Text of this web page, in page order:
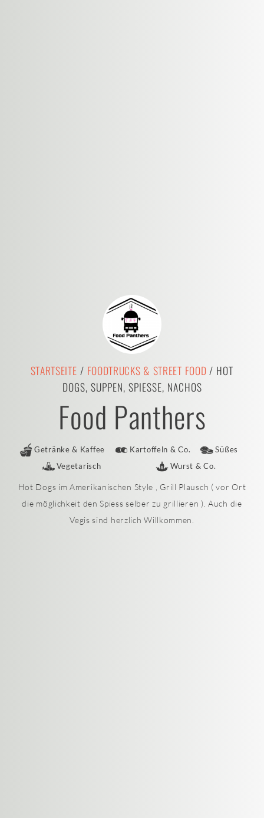
STARTSEITE / FOODTRUCKS & STREET FOOD/ HOT
DOGS, SUPPEN, SPIESSE, NACHOS
Food Panthers
Getränke & Kaffee Kartoffeln & Co.
Süßes
Vegetarisch
Wurst & Co.
Hot Dogs im Amerikanischen Style , Grill Plausch ( vor Ort
die möglichkeit den Spiess selber zu grillieren ). Auch die
Vegis sind herzlich Willkommen.